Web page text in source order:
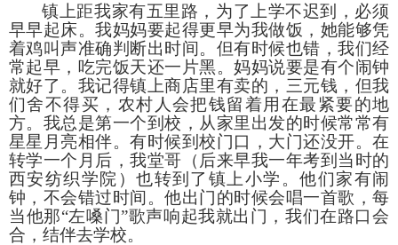
镇上距我家有五里路，为了上学不迟到，必须
早早起床。我妈妈要起得更早为我做饭，她能够凭
着鸡叫声准确判断出时间。但有时候也错，我们经
常起早，吃完饭天还一片黑。妈妈说要是有个闹钟
就好了。我记得镇上商店里有卖的，三元钱，但我
们舍不得买，农村人会把钱留着用在最紧要的地
方。我总是第一个到校，从家里出发的时候常常有
星星月亮相伴。有时候到校门口，大门还没开。在
转学一个月后，我堂哥（后来早我一年考到当时的
西安纺织学院）也转到了镇上小学。他们家有闹
钟，不会错过时间。他出门的时候会唱一首歌，每
当他那“左嗓门”歌声响起我就出门，我们在路口会
合，结伴去学校。